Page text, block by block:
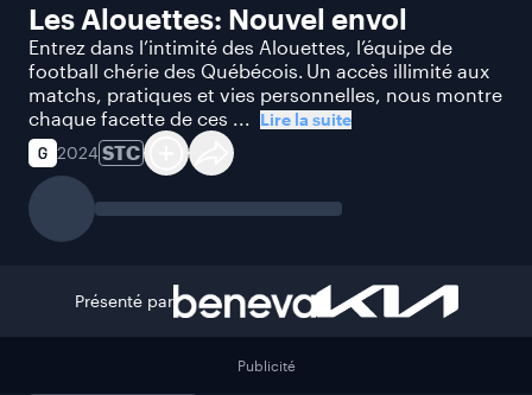
Les Alouettes: Nouvel envol
​​​Entrez dans l’intimité des Alouettes, l’équipe de
football chérie des Québécois. Un accès illimité aux
matchs, pratiques et vies personnelles, nous montre
chaque facette de ces ... Lire la suite
2024 STC
Présenté par
Publicité